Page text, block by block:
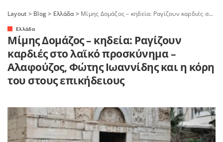
Layout > Blog> Ελλάδα> Μίμης Δομάζος – κηδεία: Ραγίζουν καρδιές στο λαϊκό προσκύνημα – Αλαφούζος, Φώτης Ιωαννίδης και η κόρη του στους επικήδειους
Ελλάδα
Μίμης Δομάζος – κηδεία: Ραγίζουν
καρδιές στο λαϊκό προσκύνημα –
Αλαφούζος, Φώτης Ιωαννίδης και η κόρη
του στους επικήδειους